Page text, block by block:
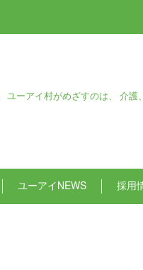
ーアイ村がめざすのは、 介
ユーアイNEWS 採用